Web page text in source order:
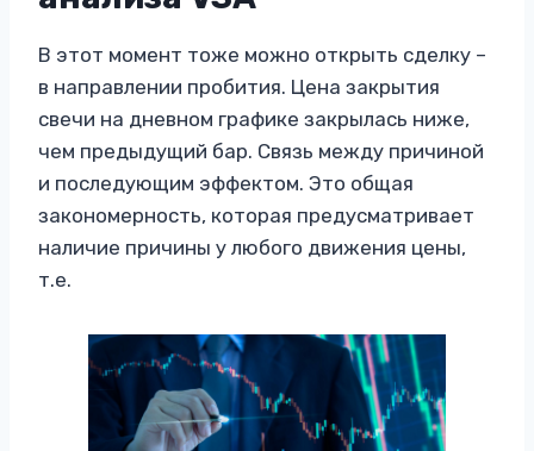
В этот момент тоже можно открыть сделку –
в направлении пробития. Цена закрытия
свечи на дневном графике закрылась ниже,
чем предыдущий бар. Связь между причиной
и последующим эффектом. Это общая
закономерность, которая предусматривает
наличие причины у любого движения цены,
т.е.